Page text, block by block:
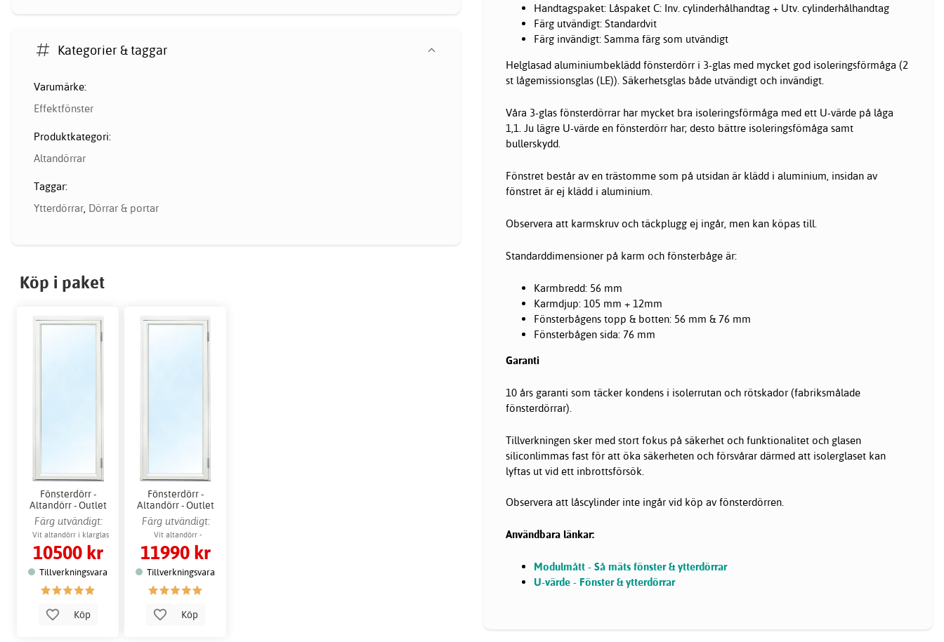
Handtagspaket: Låspaket C: Inv. cylinderhålhandtag + Utv. cylinderhålhandtag
Färg utvändigt: Standardvit
Färg invändigt: Samma färg som utvändigt
Helglasad aluminiumbeklädd fönsterdörr i 3-glas med mycket god isoleringsförmåga (2
st lågemissionsglas (LE)). Säkerhetsglas både utvändigt och invändigt.
Våra 3-glas fönsterdörrar har mycket bra isoleringsförmåga med ett U-värde på låga
1,1. Ju lägre U-värde en fönsterdörr har; desto bättre isoleringsfömåga samt
bullerskydd.
Fönstret består av en trästomme som på utsidan är klädd i aluminium, insidan av
fönstret är ej klädd i aluminium.
Observera att karmskruv och täckplugg ej ingår, men kan köpas till.
Standarddimensioner på karm och fönsterbåge är:
Karmbredd: 56 mm
Karmdjup: 105 mm + 12mm
Fönsterbågens topp & botten: 56 mm & 76 mm
Fönsterbågen sida: 76 mm
Garanti
10 års garanti som täcker kondens i isolerrutan och rötskador (fabriksmålade
fönsterdörrar).
Tillverkningen sker med stort fokus på säkerhet och funktionalitet och glasen
siliconlimmas fast för att öka säkerheten och försvårar därmed att isolerglaset kan
lyftas ut vid ett inbrottsförsök.
Observera att låscylinder inte ingår vid köp av fönsterdörren.
Användbara länkar:
Modulmått - Så mäts fönster & ytterdörrar
U-värde - Fönster & ytterdörrar
Kategorier & taggar
Varumärke:
Effektfönster
Produktkategori:
Altandörrar
Taggar:
Ytterdörrar, Dörrar & portar
Köp i paket
Fönsterdörr -
Altandörr - Outlet
Färg utvändigt:
Standardvit
Vit altandörr i klarglas
10500 kr
Tillverkningsvara
Köp
Fönsterdörr -
Altandörr - Outlet
Färg utvändigt:
Standardvit
Vit altandörr -
Vänsterhängd
11990 kr
Tillverkningsvara
Köp